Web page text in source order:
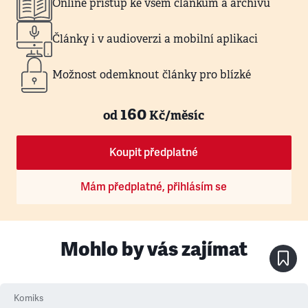
Online přístup ke všem článkům a archivu
Články i v audioverzi a mobilní aplikaci
Možnost odemknout články pro blízké
od160Kč/měsíc
Koupit předplatné
Mám předplatné, přihlásím se
Mohlo by vás zajímat
Komiks